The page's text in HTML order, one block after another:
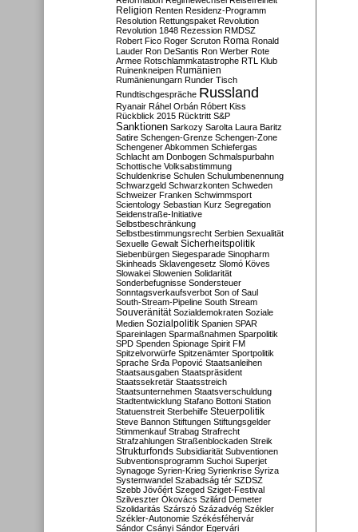
Religion Renten Residenz-Programm
Resolution Rettungspaket Revolution
Revolution 1848 Rezession RMDSZ
Robert Fico Roger Scruton Roma Ronald
Lauder Ron DeSantis Ron Werber Rote
Armee Rotschlammkatastrophe RTL Klub
Ruinenkneipen Rumänien
Rumänienungarn Runder Tisch
Rundtischgespräche Russland
Ryanair Ráhel Orbán Róbert Kiss
Rückblick 2015 Rücktritt S&P
Sanktionen Sarkozy Sarolta Laura Baritz
Satire Schengen-Grenze Schengen-Zone
Schengener Abkommen Schiefergas
Schlacht am Donbogen Schmalspurbahn
Schottische Volksabstimmung
Schuldenkrise Schulen Schulumbenennung
Schwarzgeld Schwarzkonten Schweden
Schweizer Franken Schwimmsport
Scientology Sebastian Kurz Segregation
Seidenstraße-Initiative
Selbstbeschränkung
Selbstbestimmungsrecht Serbien Sexualität
Sexuelle Gewalt Sicherheitspolitik
Siebenbürgen Siegesparade Sinopharm
Skinheads Sklavengesetz Slomó Köves
Slowakei Slowenien Solidarität
Sonderbefugnisse Sondersteuer
Sonntagsverkaufsverbot Son of Saul
South-Stream-Pipeline South Stream
Souveränität Sozialdemokraten Soziale
Medien Sozialpolitik Spanien SPAR
Spareinlagen Sparmaßnahmen Sparpolitik
SPD Spenden Spionage Spirit FM
Spitzelvorwürfe Spitzenämter Sportpolitik
Sprache Srđa Popović Staatsanleihen
Staatsausgaben Staatspräsident
Staatssekretär Staatsstreich
Staatsunternehmen Staatsverschuldung
Stadtentwicklung Stafano Bottoni Station
Statuenstreit Sterbehilfe Steuerpolitik
Steve Bannon Stiftungen Stiftungsgelder
Stimmenkauf Strabag Strafrecht
Strafzahlungen Straßenblockaden Streik
Strukturfonds Subsidiarität Subventionen
Subventionsprogramm Suchoi Superjet
Synagoge Syrien-Krieg Syrienkrise Syriza
Systemwandel Szabadság tér SZDSZ
Szebb Jövőért Szeged Sziget-Festival
Szilveszter Ókovács Szilárd Demeter
Szolidaritás Szárszó Századvég Székler
Székler-Autonomie Székésféhervár
Sándor Csányi Sándor Egervári